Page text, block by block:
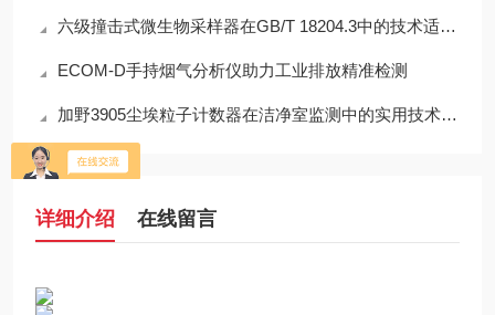
六级撞击式微生物采样器在GB/T 18204.3中的技术适配性分析
ECOM-D手持烟气分析仪助力工业排放精准检测
加野3905尘埃粒子计数器在洁净室监测中的实用技术解析
详细介绍 在线留言